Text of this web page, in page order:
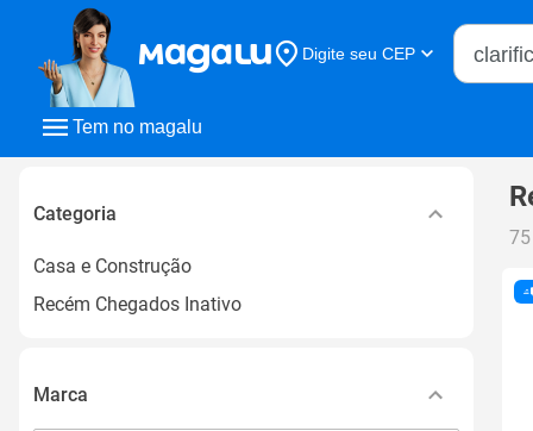
Tem no magalu
Digite seu CEP
Buscar
Categoria
Casa e Construção
Recém Chegados Inativo
Marca